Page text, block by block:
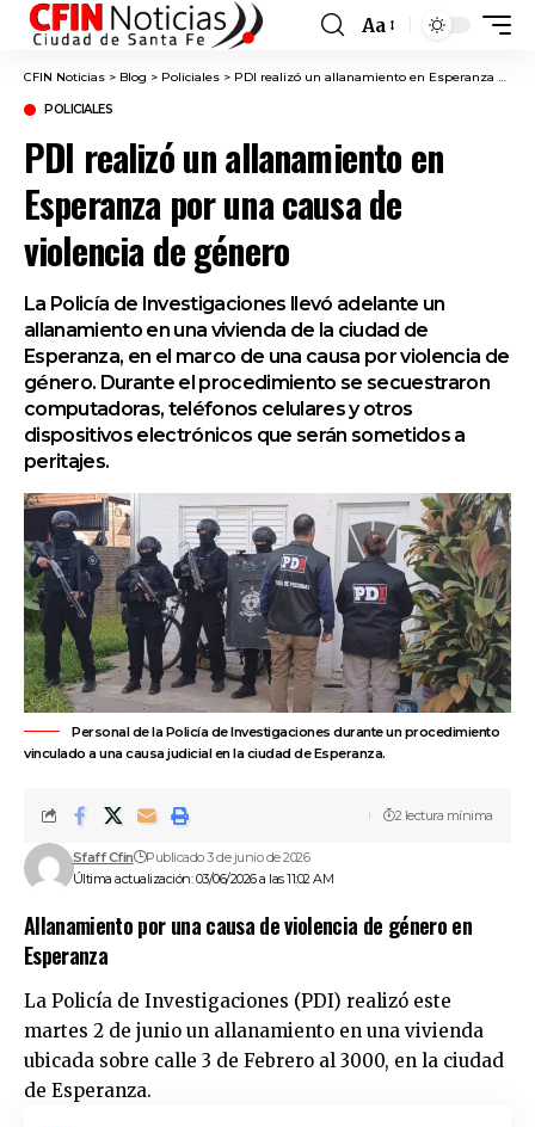
Font
Resizer
Aa
CFIN Noticias > Blog > Policiales > PDI realizó un allanamiento en Esperanza por una causa de violencia de género
POLICIALES
PDI realizó un allanamiento en
Esperanza por una causa de
violencia de género
La Policía de Investigaciones llevó adelante un
allanamiento en una vivienda de la ciudad de
Esperanza, en el marco de una causa por violencia de
género. Durante el procedimiento se secuestraron
computadoras, teléfonos celulares y otros
dispositivos electrónicos que serán sometidos a
peritajes.
Personal de la Policía de Investigaciones durante un procedimiento
vinculado a una causa judicial en la ciudad de Esperanza.
Última actualización: 03/06/2026 a las 11:02 AM
Sfaff Cfin Publicado 3 de junio de 2026
2 lectura mínima
Allanamiento por una causa de violencia de género en
Esperanza
La Policía de Investigaciones (PDI) realizó este
martes 2 de junio un allanamiento en una vivienda
ubicada sobre calle 3 de Febrero al 3000, en la ciudad
de Esperanza.